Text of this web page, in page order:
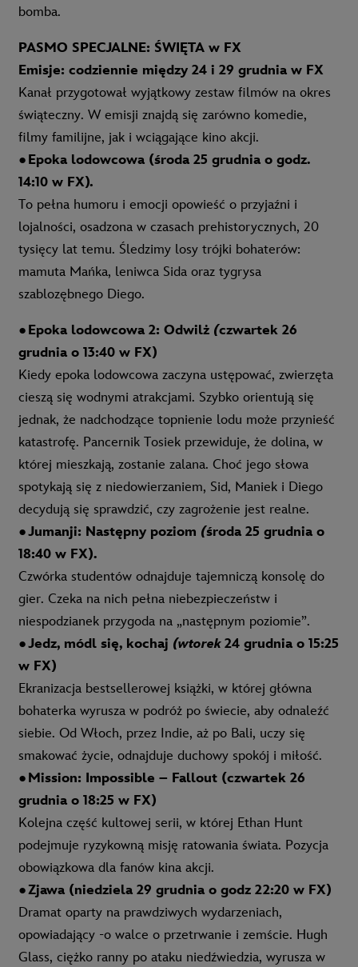
bomba.
PASMO SPECJALNE: ŚWIĘTA w FX
Emisje: codziennie między 24 i 29 grudnia w FX
Kanał przygotował wyjątkowy zestaw filmów na okres
świąteczny. W emisji znajdą się zarówno komedie,
filmy familijne, jak i wciągające kino akcji.
● Epoka lodowcowa (środa 25 grudnia o godz.
14:10 w FX).
To pełna humoru i emocji opowieść o przyjaźni i
lojalności, osadzona w czasach prehistorycznych, 20
tysięcy lat temu. Śledzimy losy trójki bohaterów:
mamuta Mańka, leniwca Sida oraz tygrysa
szablozębnego Diego.
● Epoka lodowcowa 2: Odwilż (czwartek 26
grudnia o 13:40 w FX)
Kiedy epoka lodowcowa zaczyna ustępować, zwierzęta
cieszą się wodnymi atrakcjami. Szybko orientują się
jednak, że nadchodzące topnienie lodu może przynieść
katastrofę. Pancernik Tosiek przewiduje, że dolina, w
której mieszkają, zostanie zalana. Choć jego słowa
spotykają się z niedowierzaniem, Sid, Maniek i Diego
decydują się sprawdzić, czy zagrożenie jest realne.
●Jumanji: Następny poziom (środa 25 grudnia o
18:40 w FX).
Czwórka studentów odnajduje tajemniczą konsolę do
gier. Czeka na nich pełna niebezpieczeństw i
niespodzianek przygoda na „następnym poziomie”.
●Jedz, módl się, kochaj (wtorek 24 grudnia o 15:25
w FX)
Ekranizacja bestsellerowej książki, w której główna
bohaterka wyrusza w podróż po świecie, aby odnaleźć
siebie. Od Włoch, przez Indie, aż po Bali, uczy się
smakować życie, odnajduje duchowy spokój i miłość.
● Mission: Impossible – Fallout (czwartek 26
grudnia o 18:25 w FX)
Kolejna część kultowej serii, w której Ethan Hunt
podejmuje ryzykowną misję ratowania świata. Pozycja
obowiązkowa dla fanów kina akcji.
●Zjawa (niedziela 29 grudnia o godz 22:20 w FX)
Dramat oparty na prawdziwych wydarzeniach,
opowiadający -o walce o przetrwanie i zemście. Hugh
Glass, ciężko ranny po ataku niedźwiedzia, wyrusza w